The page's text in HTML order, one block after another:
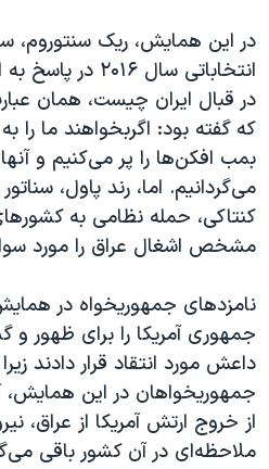
صفحه‌های ویژه
سفر پرزیدنت ترامپ به چین
در این همایش، ریک سنتوروم،
انتخاباتی سال
در قبال ایران چیست، همان
که گفته بود: اگربخواهند ما را
بمب افکن‌ها را پر می‌کنیم و
می‌گردانیم. اما، رند پاول،
کنتاکی، حمله نظامی به
مشخص اشغال عراق را مورد
نامزدهای جمهوریخواه در همایش
جمهوری آمریکا را برای ظهور
داعش مورد انتقاد قرار دادند
جمهوریخواهان در این
از خروج ارتش آمریکا از عراق،
ملاحظه‌ای در آن کشور باقی